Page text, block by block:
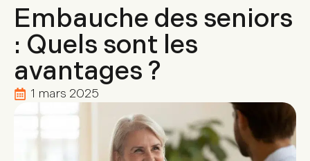
Embauche des seniors
: Quels sont les
avantages ?
1 mars 2025